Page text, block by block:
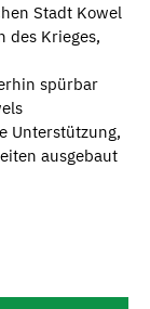
Stadt Kowel
des Krieges,
spürbar
Unterstützung,
ausgebaut